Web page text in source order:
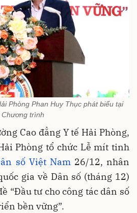
Phòng Phan Huy Thục phát biểu tại
Chương trình
Cao đẳng Y tế Hải Phòng,
Phòng tổ chức Lễ mít tinh
số Việt Nam26/12, nhân
gia về Dân số (tháng 12)
“Đầu tư cho công tác dân số
bền vững”.